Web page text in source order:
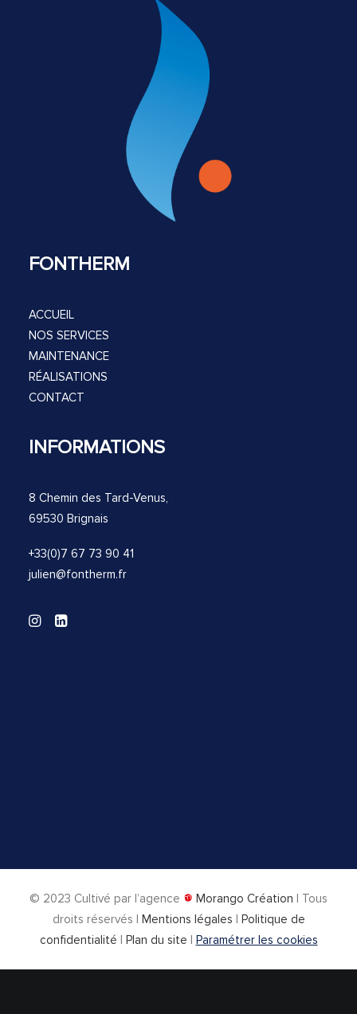
FONTHERM
ACCUEIL
NOS SERVICES
MAINTENANCE
RÉALISATIONS
CONTACT
INFORMATIONS
8 Chemin des Tard-Venus,
69530 Brignais
+33(0)7 67 73 90 41
julien@fontherm.fr
© 2023 Cultivé par l’agence Morango Création | Tous
droits réservés | Mentions légales | Politique de
confidentialité | Plan du site | Paramétrer les cookies